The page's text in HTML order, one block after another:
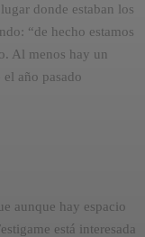
donde estaban los
“de hecho estamos
Al menos hay un
año pasado
aunque hay espacio
está interesada